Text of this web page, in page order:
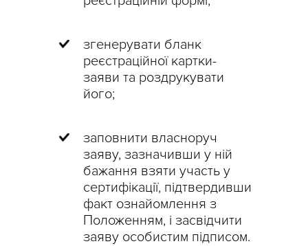
згенерувати бланк
реєстраційної картки-
заяви та роздрукувати
його;
заповнити власноруч
заяву, зазначивши у ній
бажання взяти участь у
сертифікації, підтвердивши
факт ознайомлення з
Положенням, і засвідчити
заяву особистим підписом.